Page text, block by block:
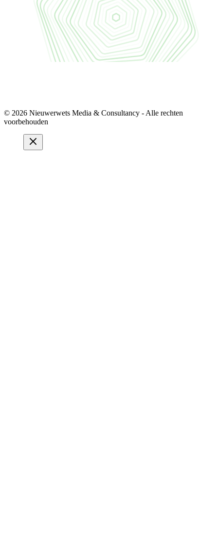
© 2026 Nieuwerwets Media & Consultancy - Alle rechten
voorbehouden